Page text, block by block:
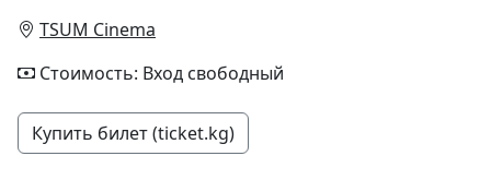
TSUM Cinema
Стоимость: Вход свободный
Купить билет (ticket.kg)